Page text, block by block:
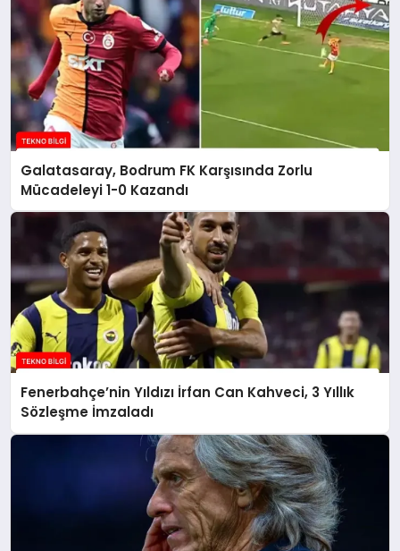
Galatasaray, Bodrum FK Karşısında Zorlu
Mücadeleyi 1-0 Kazandı
Fenerbahçe’nin Yıldızı İrfan Can Kahveci, 3 Yıllık
Sözleşme İmzaladı